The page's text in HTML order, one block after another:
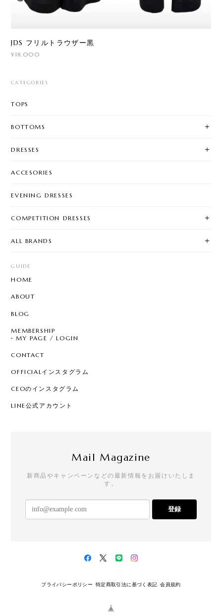
JDS フリルトラウザー黒
¥18,000
CATEGORIES
TOPS
BOTTOMS
DRESSES
ACCESORIES
EVENING DRESSES
COMPETITION DRESSES
ALL BRANDS
GUIDE
HOME
ABOUT
BLOG
MEMBERSHIP
MY PAGE / LOGIN
CONTACT
OFFICIALインスタグラム
CEOのインスタグラム
LINE公式アカウント
Mail Magazine
新商品やキャンペーンなどの最新情報をお届けいたしま
す。
登録
プライバシーポリシー 特定商取引法に基づく表記 会員規約